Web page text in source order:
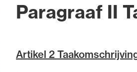
Paragraaf II
Artikel 2